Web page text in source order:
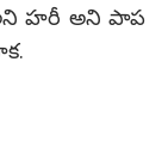
హరీ అని పాప